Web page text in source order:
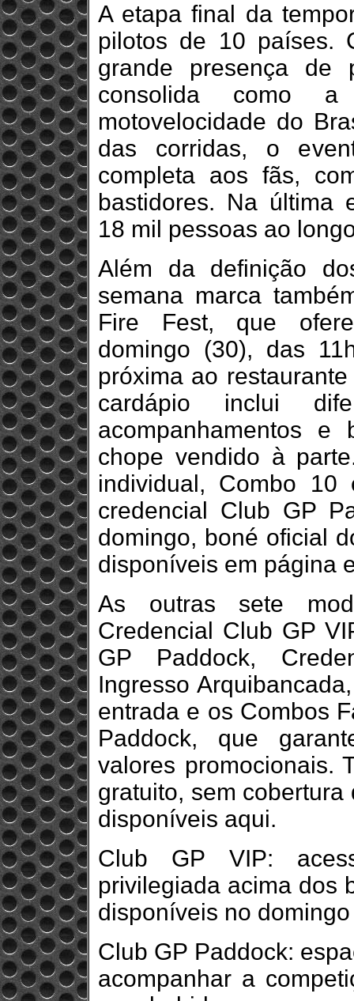
A etapa final da
pilotos de 10 países.
grande presença de
consolida como a
motovelocidade do
das corridas, o
completa aos fãs,
bastidores. Na última
18 mil pessoas ao
Além da definição
semana marca
Fire Fest, que
domingo (30), das
próxima ao
cardápio inclui
acompanhamentos e
chope vendido à
individual, Combo 10
credencial Club GP
domingo, boné oficial
disponíveis em página
As outras sete
Credencial Club GP
GP Paddock,
Ingresso
entrada e os Combos
Paddock, que
valores promocionais.
gratuito, sem
disponíveis aqui.
Club GP VIP:
privilegiada acima dos
disponíveis no
Club GP Paddock:
acompanhar a